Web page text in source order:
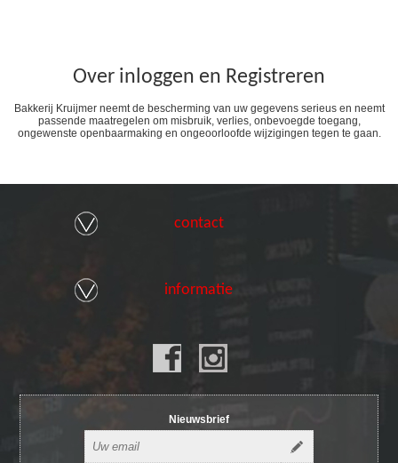
Over inloggen en Registreren
Bakkerij Kruijmer neemt de bescherming van uw gegevens serieus en neemt
passende maatregelen om misbruik, verlies, onbevoegde toegang,
ongewenste openbaarmaking en ongeoorloofde wijzigingen tegen te gaan.
contact
informatie
Nieuwsbrief